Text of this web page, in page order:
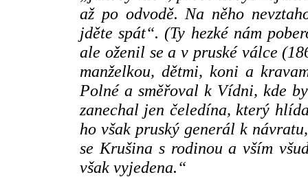
až po odvodě. Na něho
jděte spát“. (Ty hezké nám
ale oženil se a v pruské válce
manželkou, dětmi, koni a
Polné a směřoval k Vídni, kde
zanechal jen čeledína, který
ho však pruský generál k
se Krušina s rodinou a vším
však vyjedena.“